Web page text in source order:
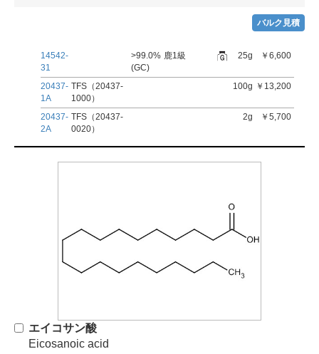
バルク見積
14542-
31
>99.0%
(GC)
鹿1級 25g ￥6,600
20437-
1A
TFS（20437-
1000）
100g ￥13,200
20437-
2A
TFS（20437-
0020）
2g ￥5,700
エイコサン酸
Eicosanoic acid